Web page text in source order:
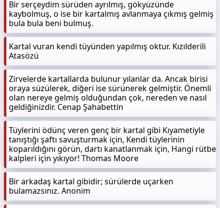
Bir serçeydim sürüden ayrılmış, gökyüzünde
kaybolmuş, o ise bir kartalmış avlanmaya çıkmış gelmiş
bula bula beni bulmuş.
Kartal vuran kendi tüyünden yapılmış oktur. Kızılderili
Atasözü
Zirvelerde kartallarda bulunur yılanlar da. Ancak birisi
oraya süzülerek, diğeri ise sürünerek gelmiştir. Önemli
olan nereye gelmiş olduğundan çok, nereden ve nasıl
geldiğinizdir. Cenap Şahabettin
Tüylerini ödünç veren genç bir kartal gibi Kıyametiyle
tanıştığı şaftı savuşturmak için, Kendi tüylerinin
koparıldığını görün, dartı kanatlanmak için, Hangi rütbe
kalpleri için yıkıyor! Thomas Moore
Bir arkadaş kartal gibidir; sürülerde uçarken
bulamazsınız. Anonim